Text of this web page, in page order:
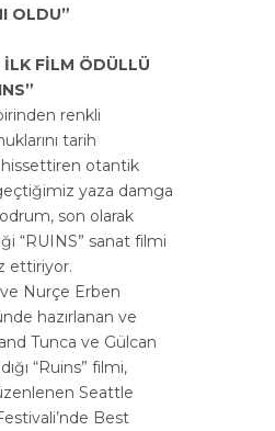
OLDU”
İLK FİLM ÖDÜLLÜ
renkli
tarih
otantik
yaza damga
son olarak
“RUINS” sanat filmi
ettiriyor.
Nurçe Erben
hazırlanan ve
Tunca ve Gülcan
“Ruins” filmi,
Seattle
Best